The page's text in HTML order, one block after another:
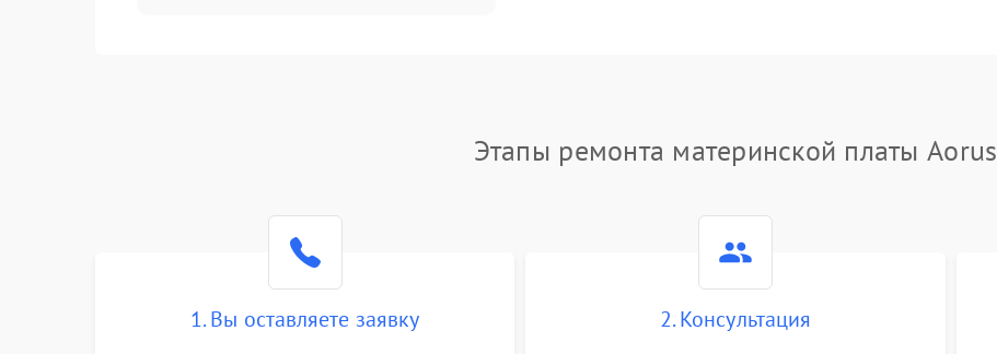
Этапы ремонта материнской платы Aorus
1. Вы оставляете заявку 2. Консультация